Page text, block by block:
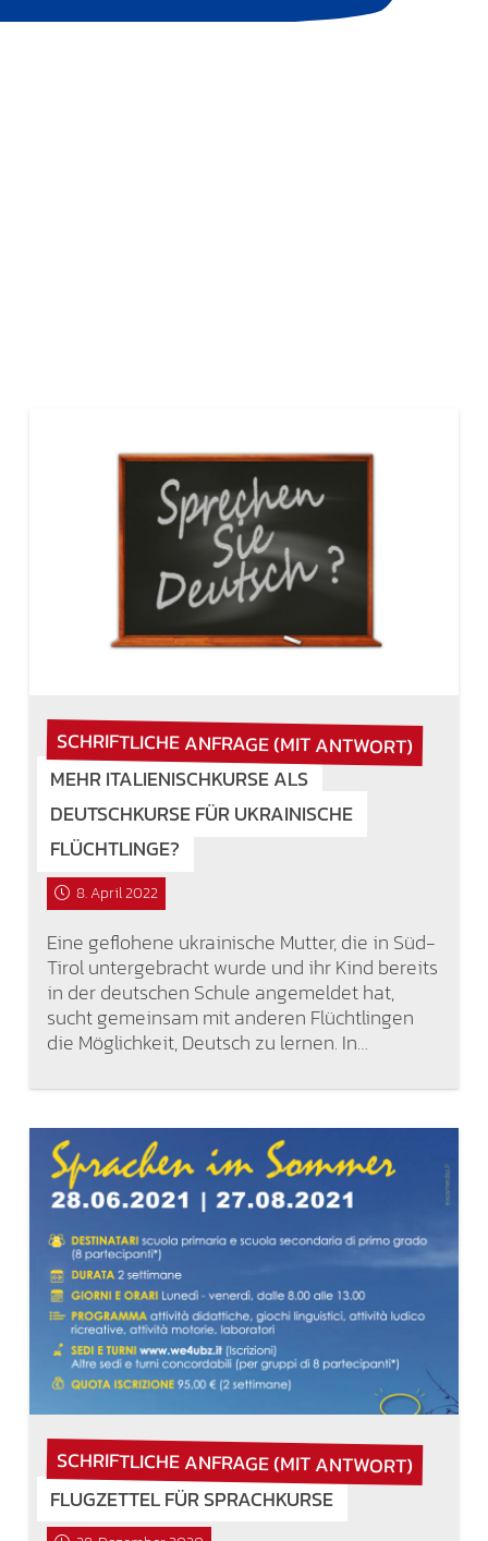
SCHRIFTLICHE ANFRAGE (MIT ANTWORT)
MEHR ITALIENISCHKURSE ALS
DEUTSCHKURSE FÜR UKRAINISCHE
FLÜCHTLINGE?
8. April 2022
Eine geflohene ukrainische Mutter, die in Süd-
Tirol untergebracht wurde und ihr Kind bereits
in der deutschen Schule angemeldet hat,
sucht gemeinsam mit anderen Flüchtlingen
die Möglichkeit, Deutsch zu lernen. In…
SCHRIFTLICHE ANFRAGE (MIT ANTWORT)
FLUGZETTEL FÜR SPRACHKURSE